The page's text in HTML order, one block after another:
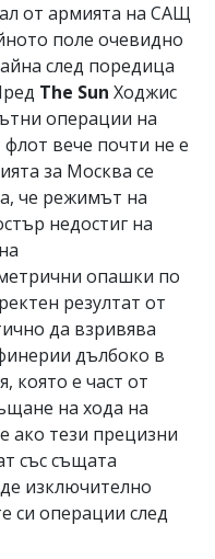
от армията на САЩ
поле очевидно
след поредица
The Sun Ходжис
операции на
флот вече почти не е
за Москва се
че режимът на
недостиг на
опашки по
резултат от
да взривява
дълбоко в
която е част от
на хода на
ако тези прецизни
със същата
изключително
си операции след